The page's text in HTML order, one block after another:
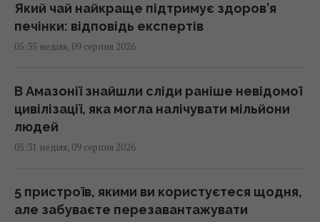
Який чай найкраще підтримує здоров’я
печінки: відповідь експертів
05:35 неділя, 09 серпня 2026
В Амазонії знайшли сліди раніше невідомої
цивілізації, яка могла налічувати мільйони
людей
05:31 неділя, 09 серпня 2026
5 пристроїв, якими ви користуєтеся щодня,
але забуваєте перезавантажувати